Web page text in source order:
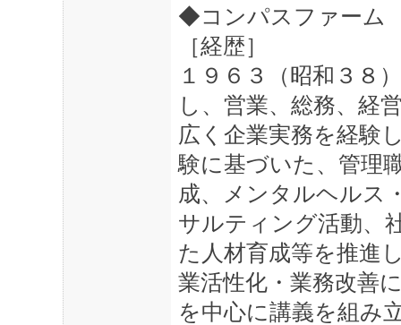
◆コンパスファーム
［経歴］
１９６３（昭和３８
し、営業、総務、経
広く企業実務を経験
験に基づいた、管理
成、メンタルヘルス
サルティング活動、
た人材育成等を推進
業活性化・業務改善
を中心に講義を組み